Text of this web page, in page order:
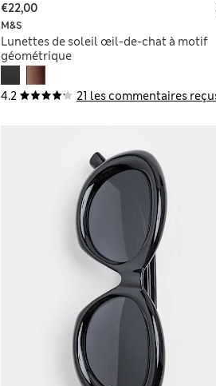
4.2 21 les commentaires
M&S
Lunettes de soleil œil-de-chat à motif
géométrique
€22,00